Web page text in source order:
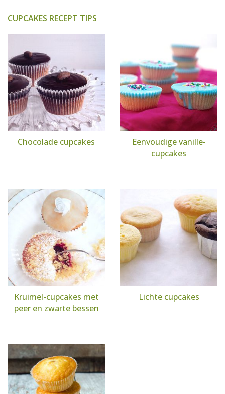
CUPCAKES RECEPT TIPS
Chocolade cupcakes
Eenvoudige vanille-
cupcakes
Kruimel-cupcakes met
peer en zwarte bessen
Lichte cupcakes